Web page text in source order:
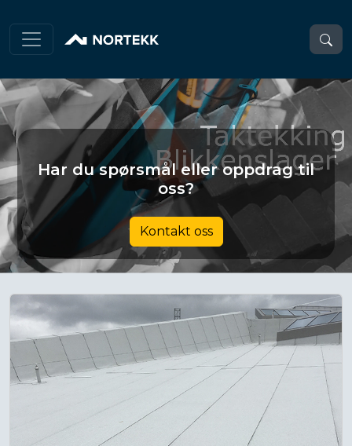
Har du spørsmål eller oppdrag til
oss?
Kontakt oss